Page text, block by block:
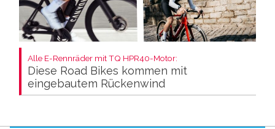
Alle E-Rennräder mit TQ HPR40-Motor:
Diese Road Bikes kommen mit
eingebautem Rückenwind